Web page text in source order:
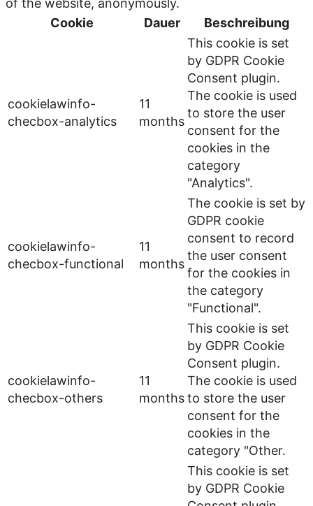
of the website, anonymously.
Cookie
Dauer Beschreibung
cookielawinfo-
checbox-analytics
11
months
This cookie is set
by GDPR Cookie
Consent plugin.
The cookie is used
to store the user
consent for the
cookies in the
category
"Analytics".
cookielawinfo-
checbox-functional
11
months
The cookie is set by
GDPR cookie
consent to record
the user consent
for the cookies in
the category
"Functional".
cookielawinfo-
checbox-others
11
months
This cookie is set
by GDPR Cookie
Consent plugin.
The cookie is used
to store the user
consent for the
cookies in the
category "Other.
This cookie is set
by GDPR Cookie